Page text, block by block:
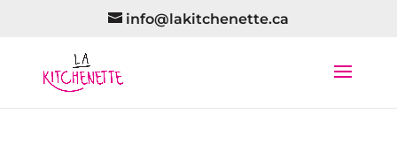
info@lakitchenette.ca